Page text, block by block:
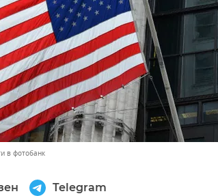
в фотобанк
Telegram